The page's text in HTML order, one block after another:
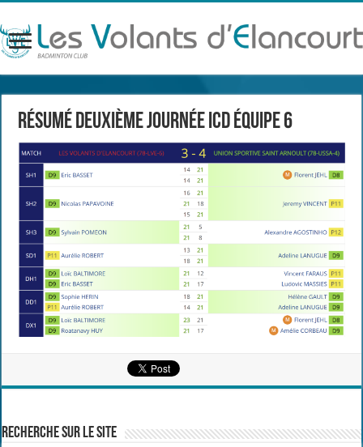
Résumé deuxième journée ICD équipe 6
Recherche sur le site